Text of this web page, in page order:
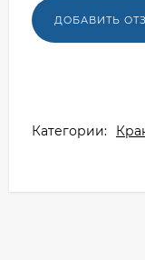
Категории: